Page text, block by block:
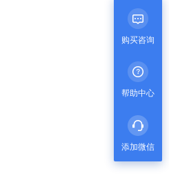
购买咨询
帮助中心
添加微信